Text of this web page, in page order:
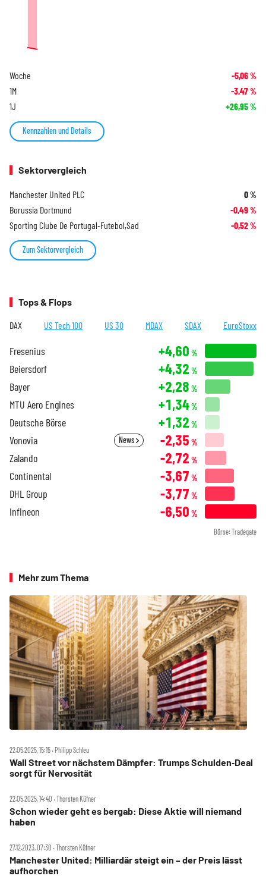
Woche -5,06%
1M -3,47%
1J +26,95%
Kennzahlen und Details
Sektorvergleich
Manchester United PLC 0%
Borussia Dortmund -0,49%
Sporting Clube De Portugal-Futebol,Sad -0,52%
Zum Sektorvergleich
Tops & Flops
DAX US Tech 100 US 30 MDAX SDAX EuroStoxx
Fresenius +4,60 %
Beiersdorf +4,32 %
Bayer +2,28 %
MTU Aero Engines +1,34%
Deutsche Börse +1,32 %
Vonovia News -2,35 %
Zalando -2,72 %
Continental -3,67 %
DHL Group -3,77 %
Infineon -6,50 %
Börse: Tradegate
Mehr zum Thema
22.05.2025, 15:15 ‧ Philipp Schleu
Wall Street vor nächstem Dämpfer: Trumps Schulden‑Deal
sorgt für Nervosität
22.05.2025, 14:40 ‧ Thorsten Küfner
Schon wieder geht es bergab: Diese Aktie will niemand
haben
27.12.2023, 07:30 ‧ Thorsten Küfner
Manchester United: Milliardär steigt ein – der Preis lässt
aufhorchen